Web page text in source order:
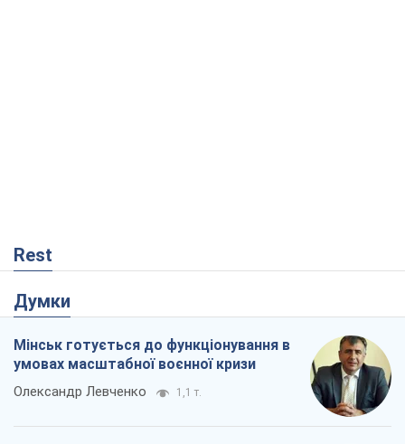
Rest
Думки
Мінськ готується до функціонування в
умовах масштабної воєнної кризи
Олександр Левченко 1,1 т.